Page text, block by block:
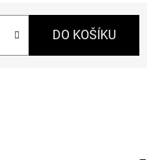
DO KOŠÍKU